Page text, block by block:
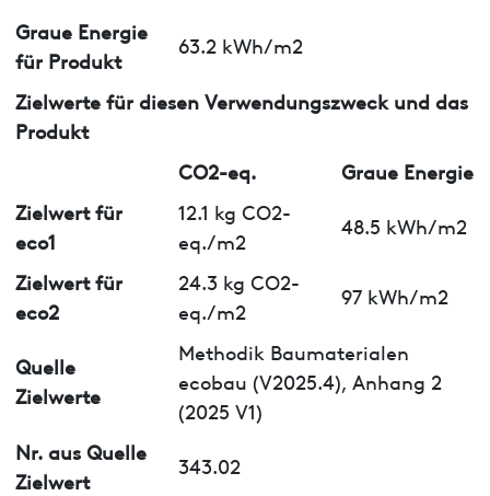
Graue Energie
für Produkt
63.2 kWh/m2
Zielwerte für diesen Verwendungszweck und das
Produkt
CO2-eq.
Graue Energie
Zielwert für
eco1
12.1 kg CO2-
eq./m2
48.5 kWh/m2
Zielwert für
eco2
24.3 kg CO2-
eq./m2
97 kWh/m2
Quelle
Zielwerte
Methodik Baumaterialen
ecobau (V2025.4), Anhang 2
(2025 V1)
Nr. aus Quelle
Zielwert
343.02